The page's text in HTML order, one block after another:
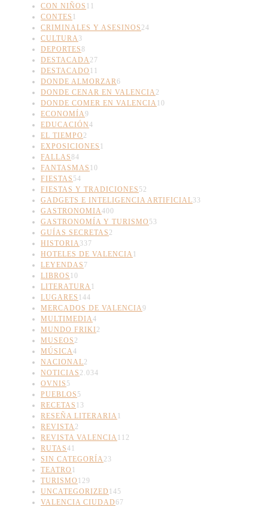
CON NIÑOS 11
CONTES 1
CRIMINALES Y ASESINOS 24
CULTURA3
DEPORTES8
DESTACADA27
DESTACADO 11
DONDE ALMORZAR6
DONDE CENAR EN VALENCIA2
DONDE COMER EN VALENCIA10
ECONOMÍA9
EDUCACIÓN4
EL TIEMPO 2
EXPOSICIONES 1
FALLAS84
FANTASMAS 10
FIESTAS 54
FIESTAS Y TRADICIONES 52
GADGETS E INTELIGENCIA ARTIFICIAL33
GASTRONOMIA400
GASTRONOMÍA Y TURISMO 53
GUÍAS SECRETAS 2
HISTORIA337
HOTELES DE VALENCIA1
LEYENDAS 7
LIBROS 10
LITERATURA1
LUGARES 144
MERCADOS DE VALENCIA9
MULTIMEDIA4
MUNDO FRIKI2
MUSEOS 2
MÚSICA4
NACIONAL2
NOTICIAS 2.034
OVNIS 5
PUEBLOS 5
RECETAS 13
RESEÑA LITERARIA1
REVISTA2
REVISTA VALENCIA112
RUTAS41
SIN CATEGORÍA23
TEATRO 1
TURISMO 129
UNCATEGORIZED 145
VALENCIA CIUDAD67